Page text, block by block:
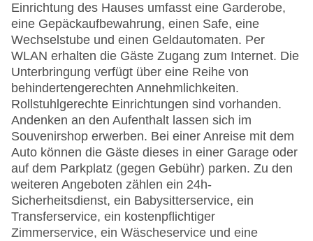
Einrichtung des Hauses umfasst eine Garderobe,
eine Gepäckaufbewahrung, einen Safe, eine
Wechselstube und einen Geldautomaten. Per
WLAN erhalten die Gäste Zugang zum Internet. Die
Unterbringung verfügt über eine Reihe von
behindertengerechten Annehmlichkeiten.
Rollstuhlgerechte Einrichtungen sind vorhanden.
Andenken an den Aufenthalt lassen sich im
Souvenirshop erwerben. Bei einer Anreise mit dem
Auto können die Gäste dieses in einer Garage oder
auf dem Parkplatz (gegen Gebühr) parken. Zu den
weiteren Angeboten zählen ein 24h-
Sicherheitsdienst, ein Babysitterservice, ein
Transferservice, ein kostenpflichtiger
Zimmerservice, ein Wäscheservice und eine